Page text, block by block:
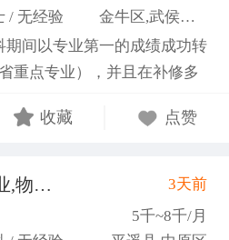
/ 无经验
金牛区,武侯区,青羊区
期间以专业第一的成绩成功转
重点专业），并且在补修多
师参加多个项目书撰写，其
题项目申报书的撰写。
年9月-2024年6月在研究生管
负责硕士、博士研究生开
收藏 点赞
农/林/牧/渔业,物业管理,环保,物流/仓储,人事/行政/后勤
3天前
5千~8千/月